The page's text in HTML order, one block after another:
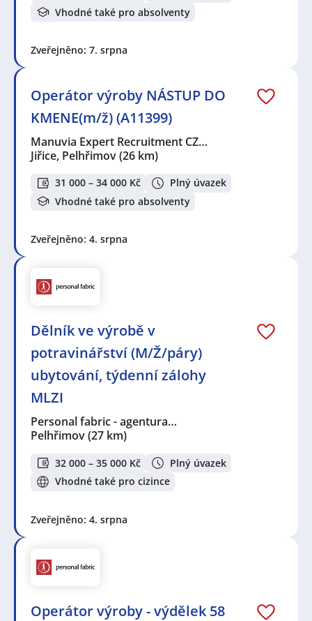
Vhodné také pro absolventy
Zveřejněno: 7. srpna
Operátor výroby NÁSTUP DO
KMENE(m/ž) (A11399)
Manuvia Expert Recruitment CZ…
Jiřice, Pelhřimov(26 km)
31 000 – 34 000 Kč
Plný úvazek
Vhodné také pro absolventy
Zveřejněno: 4. srpna
Dělník ve výrobě v
potravinářství (M/Ž/páry)
ubytování, týdenní zálohy
MLZI
Personal fabric - agentura…
Pelhřimov(27 km)
32 000 – 35 000 Kč
Plný úvazek
Vhodné také pro cizince
Zveřejněno: 4. srpna
Operátor výroby - výdělek 58